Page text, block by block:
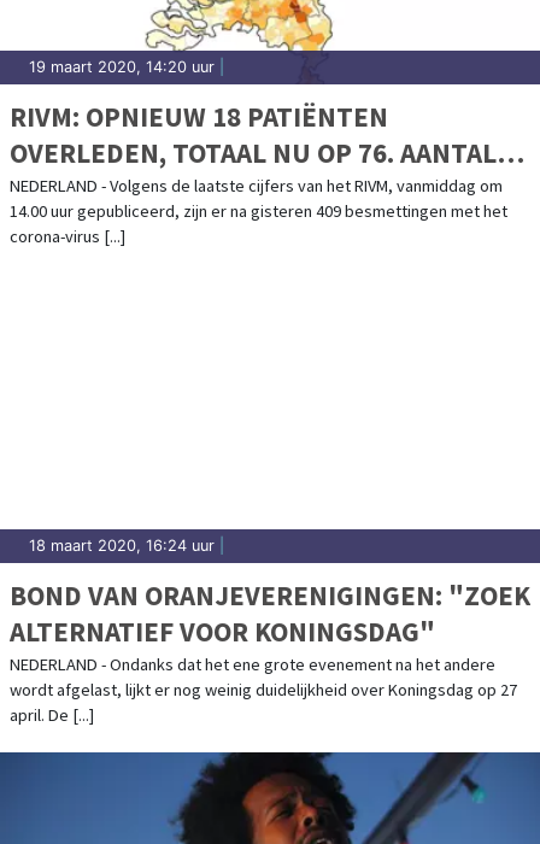
19 maart 2020, 14:20 uur
RIVM: OPNIEUW 18 PATIËNTEN
OVERLEDEN, TOTAAL NU OP 76. AANTAL
BESMETTINGEN OP 2460
NEDERLAND - Volgens de laatste cijfers van het RIVM, vanmiddag om
14.00 uur gepubliceerd, zijn er na gisteren 409 besmettingen met het
corona-virus [...]
18 maart 2020, 16:24 uur
BOND VAN ORANJEVERENIGINGEN: "ZOEK
ALTERNATIEF VOOR KONINGSDAG"
NEDERLAND - Ondanks dat het ene grote evenement na het andere
wordt afgelast, lijkt er nog weinig duidelijkheid over Koningsdag op 27
april. De [...]